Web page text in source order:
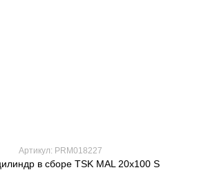
Артикул: PRM018227
в сборе TSK MAL 20x100 S